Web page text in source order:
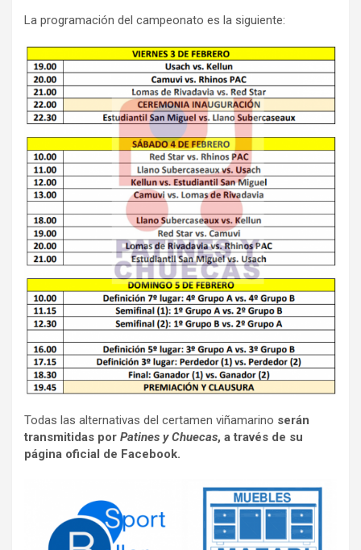
La programación del campeonato es la siguiente:
Todas las alternativas del certamen viñamarino serán
transmitidas por Patines y Chuecas, a través de su
página oficial de Facebook.